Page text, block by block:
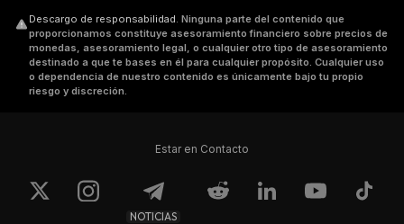
Descargo de responsabilidad. Ninguna parte del contenido que
proporcionamos constituye asesoramiento financiero sobre precios de
monedas, asesoramiento legal, o cualquier otro tipo de asesoramiento
destinado a que te bases en él para cualquier propósito. Cualquier uso
o dependencia de nuestro contenido es únicamente bajo tu propio
riesgo y discreción.
Estar en Contacto
NOTICIAS